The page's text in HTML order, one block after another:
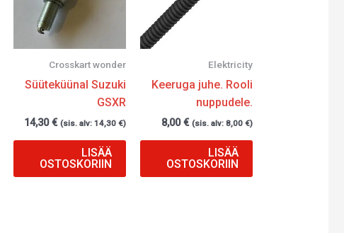
Crosskart wonder
Süüteküünal Suzuki
GSXR
14,30€ (sis. alv:14,30€)
LISÄÄ
OSTOSKORIIN
Elektricity
Keeruga juhe. Rooli
nuppudele.
8,00€ (sis. alv:8,00€)
LISÄÄ
OSTOSKORIIN